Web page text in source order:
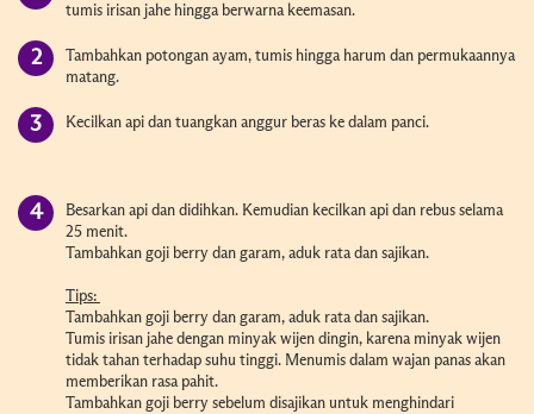
tumis irisan jahe hingga berwarna keemasan.
Tambahkan potongan ayam, tumis hingga harum dan permukaannya
matang.
Kecilkan api dan tuangkan anggur beras ke dalam panci.
Besarkan api dan didihkan. Kemudian kecilkan api dan rebus selama
25 menit.
Tambahkan goji berry dan garam, aduk rata dan sajikan.
Tips:
Tambahkan goji berry dan garam, aduk rata dan sajikan.
Tumis irisan jahe dengan minyak wijen dingin, karena minyak wijen
tidak tahan terhadap suhu tinggi. Menumis dalam wajan panas akan
memberikan rasa pahit.
Tambahkan goji berry sebelum disajikan untuk menghindari